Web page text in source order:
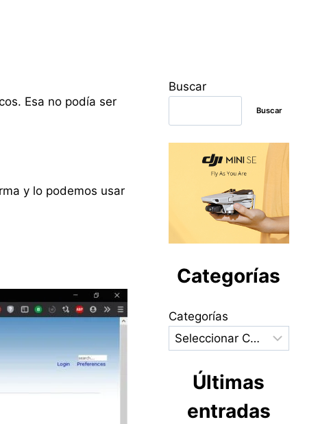
Esa no podía ser
y lo podemos usar
Buscar
Buscar
Categorías
Categorías
Últimas
entradas